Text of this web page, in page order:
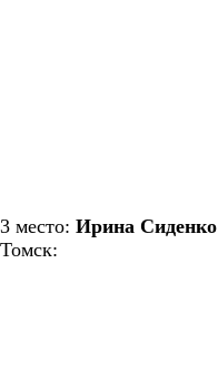
3 место: Ирина Сиденко
Томск: